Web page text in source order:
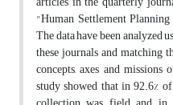
"Human Settlement
The data have been
these journals and matching
concepts, axes and
study showed that in 92.6%